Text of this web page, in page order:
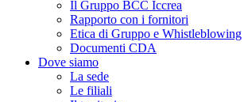
Il Gruppo BCC Iccrea
Rapporto con i fornitori
Etica di Gruppo e Whistleblowing
Documenti CDA
Dove siamo
La sede
Le filiali